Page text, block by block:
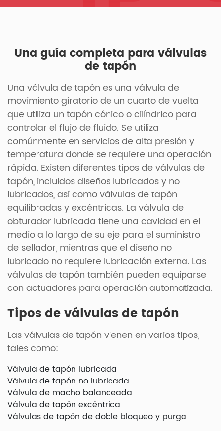
Una guía completa para válvulas
de tapón
Una válvula de tapón es una válvula de
movimiento giratorio de un cuarto de vuelta
que utiliza un tapón cónico o cilíndrico para
controlar el flujo de fluido. Se utiliza
comúnmente en servicios de alta presión y
temperatura donde se requiere una operación
rápida. Existen diferentes tipos de válvulas de
tapón, incluidos diseños lubricados y no
lubricados, así como válvulas de tapón
equilibradas y excéntricas. La válvula de
obturador lubricada tiene una cavidad en el
medio a lo largo de su eje para el suministro
de sellador, mientras que el diseño no
lubricado no requiere lubricación externa. Las
válvulas de tapón también pueden equiparse
con actuadores para operación automatizada.
Tipos de válvulas de tapón
Las válvulas de tapón vienen en varios tipos,
tales como:
Válvula de tapón lubricada
Válvula de tapón no lubricada
Válvula de macho balanceada
Válvula de tapón excéntrica
Válvulas de tapón de doble bloqueo y purga